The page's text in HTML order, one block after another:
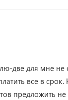
две для мне не
все в
предложить